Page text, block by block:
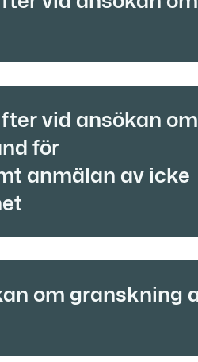
vid ansökan om
för
anmälan av icke
om granskning